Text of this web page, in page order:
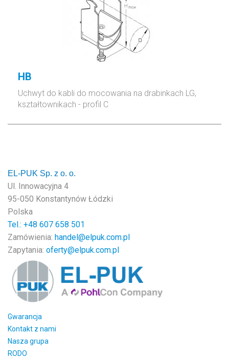
HB
Uchwyt do kabli do mocowania na drabinkach LG,
kształtownikach - profil C
EL-PUK Sp. z o. o.
Ul. Innowacyjna 4
95-050 Konstantynów Łódzki
Polska
Tel.: +48 607 658 501
Zamówienia: handel@elpuk.com.pl
Zapytania: oferty@elpuk.com.pl
Gwarancja
Kontakt z nami
Nasza grupa
RODO